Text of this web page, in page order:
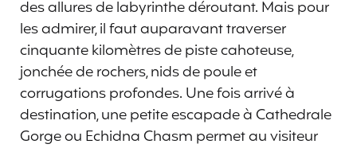
des allures de labyrinthe déroutant. Mais pour
les admirer, il faut auparavant traverser
cinquante kilomètres de piste cahoteuse,
jonchée de rochers, nids de poule et
corrugations profondes. Une fois arrivé à
destination, une petite escapade à Cathedrale
Gorge ou Echidna Chasm permet au visiteur